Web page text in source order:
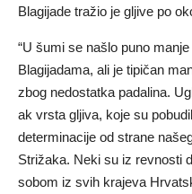
Blagijade tražio je gljive po
“U šumi se našlo puno
Blagijadama, ali je tipičan
zbog nedostatka padalina.
ak vrsta gljiva, koje su
determinacije od strane
Strižaka. Neki su iz revnosti
sobom iz svih krajeva